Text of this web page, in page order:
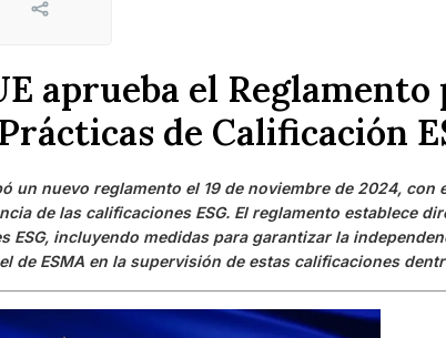
Share
aprueba el Reglamento
de Calificación
un nuevo reglamento el 19 de noviembre de 2024, con
de las calificaciones ESG. El reglamento establece
ESG, incluyendo medidas para garantizar la
de ESMA en la supervisión de estas calificaciones